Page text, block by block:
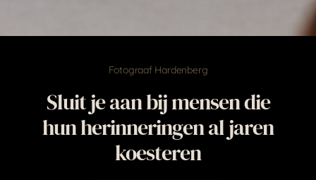
Fotograaf Hardenberg
Sluit je aan bij mensen die
hun herinneringen al jaren
koesteren